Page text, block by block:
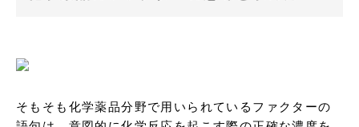
そもそも化学薬品分野で用いられているファクターの